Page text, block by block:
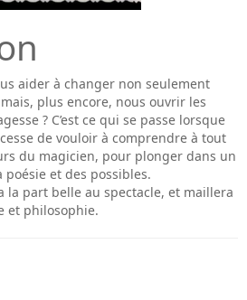
aider à changer non seulement
plus encore, nous ouvrir les
? C’est ce qui se passe lorsque
de vouloir à comprendre à tout
du magicien, pour plonger dans un
et des possibles.
la part belle au spectacle, et maillera
et philosophie.